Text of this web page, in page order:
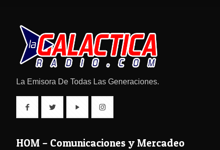
La Emisora De Todas Las Generaciones.
HOM – Comunicaciones y Mercadeo